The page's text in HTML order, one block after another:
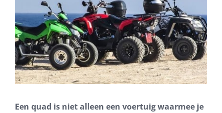
Een quad is niet alleen een voertuig waarmee je